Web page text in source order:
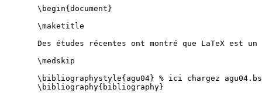
\begin{ document }
\maketitle
Des études récentes ont montré que LaTeX est
\medskip
\bibliographystyle{agu04} % ici chargez
\bibliography{bibliography}